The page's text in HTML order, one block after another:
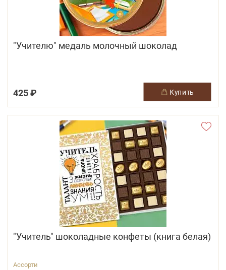
"Учителю" медаль молочный шоколад
425 ₽ купить
"Учитель" шоколадные конфеты (книга белая)
Ассорти